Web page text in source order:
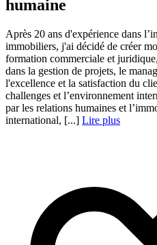
humaine
Après 20 ans d'expérience dans
immobiliers, j'ai décidé de créer
formation commerciale et
dans la gestion de projets, le
l'excellence et la satisfaction du
challenges et l’environnement
par les relations humaines et
international, [...] Lire plus